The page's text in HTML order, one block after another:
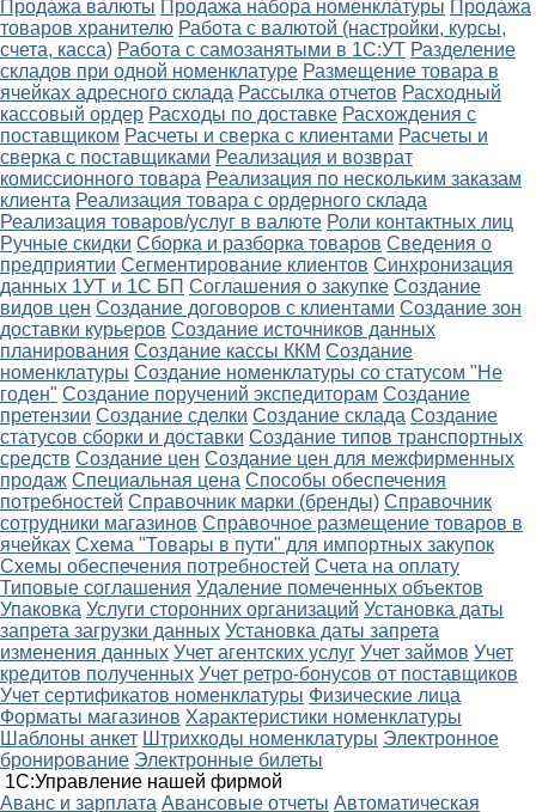
Продажа валюты Продажа набора номенклатуры Продажа
товаров хранителю Работа с валютой (настройки, курсы,
счета, касса) Работа с самозанятыми в 1С:УТ Разделение
складов при одной номенклатуре Размещение товара в
ячейках адресного склада Рассылка отчетов Расходный
кассовый ордер Расходы по доставке Расхождения с
поставщиком Расчеты и сверка с клиентами Расчеты и
сверка с поставщиками Реализация и возврат
комиссионного товара Реализация по нескольким заказам
клиента Реализация товара с ордерного склада
Реализация товаров/услуг в валюте Роли контактных лиц
Ручные скидки Сборка и разборка товаров Сведения о
предприятии Сегментирование клиентов Синхронизация
данных 1УТ и 1С БП Соглашения о закупке Создание
видов цен Создание договоров с клиентами Создание зон
доставки курьеров Создание источников данных
планирования Создание кассы ККМ Создание
номенклатуры Создание номенклатуры со статусом "Не
годен" Создание поручений экспедиторам Создание
претензии Создание сделки Создание склада Создание
статусов сборки и доставки Создание типов транспортных
средств Создание цен Создание цен для межфирменных
продаж Специальная цена Способы обеспечения
потребностей Справочник марки (бренды) Справочник
сотрудники магазинов Справочное размещение товаров в
ячейках Схема "Товары в пути" для импортных закупок
Схемы обеспечения потребностей Счета на оплату
Типовые соглашения Удаление помеченных объектов
Упаковка Услуги сторонних организаций Установка даты
запрета загрузки данных Установка даты запрета
изменения данных Учет агентских услуг Учет займов Учет
кредитов полученных Учет ретро-бонусов от поставщиков
Учет сертификатов номенклатуры Физические лица
Форматы магазинов Характеристики номенклатуры
Шаблоны анкет Штрихкоды номенклатуры Электронное
бронирование Электронные билеты
1С:Управление нашей фирмой
Аванс и зарплата Авансовые отчеты Автоматическая